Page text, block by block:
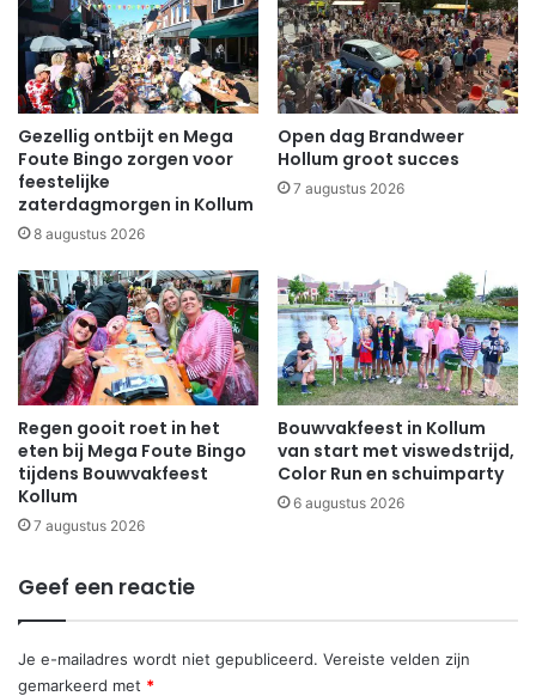
Gezellig ontbijt en Mega
Foute Bingo zorgen voor
feestelijke
zaterdagmorgen in Kollum
8 augustus 2026
Open dag Brandweer
Hollum groot succes
7 augustus 2026
Regen gooit roet in het
eten bij Mega Foute Bingo
tijdens Bouwvakfeest
Kollum
7 augustus 2026
Bouwvakfeest in Kollum
van start met viswedstrijd,
Color Run en schuimparty
6 augustus 2026
Geef een reactie
Je e-mailadres wordt niet gepubliceerd. Vereiste velden zijn
gemarkeerd met *